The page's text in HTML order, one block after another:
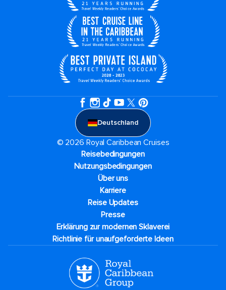
Deutschland
© 2026 Royal Caribbean Cruises
Reisebedingungen
Nutzungsbedingungen
Über uns
Karriere​
Reise Updates​
Presse
Erklärung zur modernen Sklaverei
Richtlinie für unaufgeforderte Ideen